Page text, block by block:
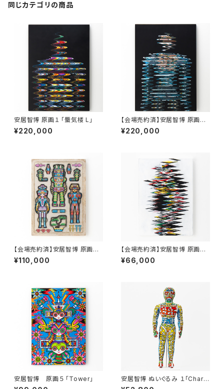
同じカテゴリの商品
安居智博 原画１ 「蜃気楼 L」
¥220,000
【会場売約済】安居智博 原画２
「蜃気楼 R」
¥220,000
【会場売約済】安居智博 原画３
「発泡スチロール」
¥110,000
【会場売約済】安居智博 原画４
「蜃気楼 〈大津絵〉」
¥66,000
安居智博 原画５ 「Tower」
安居智博 ぬいぐるみ １「Chara
cter Character」